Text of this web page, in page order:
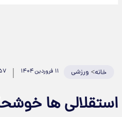
خانه>ورزشی
ها